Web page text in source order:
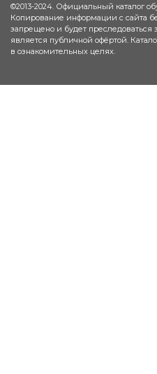
©2013-2024. Официальный каталог
Копирование информации с сайта
запрещено и будет
является публичной офёртой.
в ознакомительных целях.